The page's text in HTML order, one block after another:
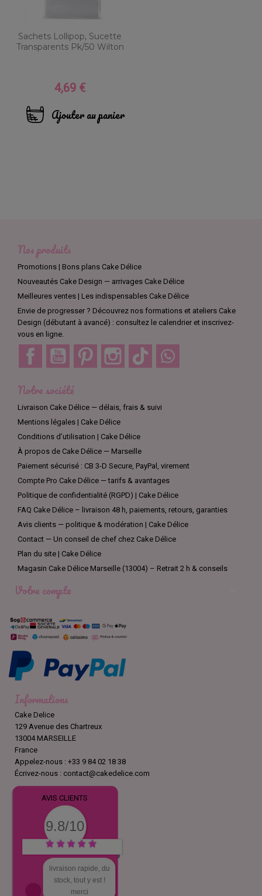
Sachets Lollipop, Sucette
Transparents Pk/50 Wilton
Prix
4,69 €
Ajouter au panier
Nos produits
Promotions | Bons plans Cake Délice
Nouveautés Cake Design — arrivages Cake Délice
Meilleures ventes | Les indispensables Cake Délice
Envie de progresser ? Découvrez nos formations et ateliers Cake
Design (débutant à avancé) : consultez le calendrier et inscrivez-
vous en ligne.
Facebook YouTube Pinterest Instagram TikTok
Notre société
Livraison Cake Délice — délais, frais & suivi
Mentions légales | Cake Délice
Conditions d’utilisation | Cake Délice
À propos de Cake Délice — Marseille
Paiement sécurisé : CB 3-D Secure, PayPal, virement
Compte Pro Cake Délice — tarifs & avantages
Politique de confidentialité (RGPD) | Cake Délice
FAQ Cake Délice – livraison 48 h, paiements, retours, garanties
Avis clients — politique & modération | Cake Délice
Contact — Un conseil de chef chez Cake Délice
Plan du site | Cake Délice
Magasin Cake Délice Marseille (13004) – Retrait 2 h & conseils
Votre compte
Informations
Cake Delice
129 Avenue des Chartreux
13004 MARSEILLE
France
Appelez-nous : +33 9 84 02 18 38
Écrivez-nous : contact@cakedelice.com
AVIS CLIENTS
9.8/10
livraison rapide, du
stock, tout y est !
merci